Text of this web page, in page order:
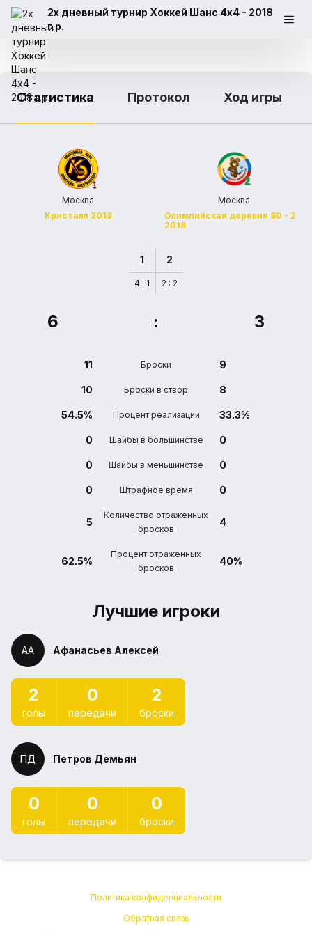
2х дневный турнир Хоккей Шанс 4х4 - 2018
г.р.
Статистика Протокол Ход игры
Москва
Кристалл 2018
Москва
Олимпийская деревня 80 - 2
2018
1
4 : 1
2
2 : 2
6 : 3
11 Броски 9
10 Броски в створ 8
54.5% Процент реализации 33.3%
0 Шайбы в большинстве 0
0 Шайбы в меньшинстве 0
0 Штрафное время 0
5
Количество отраженных
бросков
4
62.5%
Процент отраженных
бросков
40%
Лучшие игроки
Афанасьев Алексей
АА
2
голы
0
передачи
2
броски
Петров Демьян
ПД
0
голы
0
передачи
0
броски
Политика конфиденциальности
Обратная связь